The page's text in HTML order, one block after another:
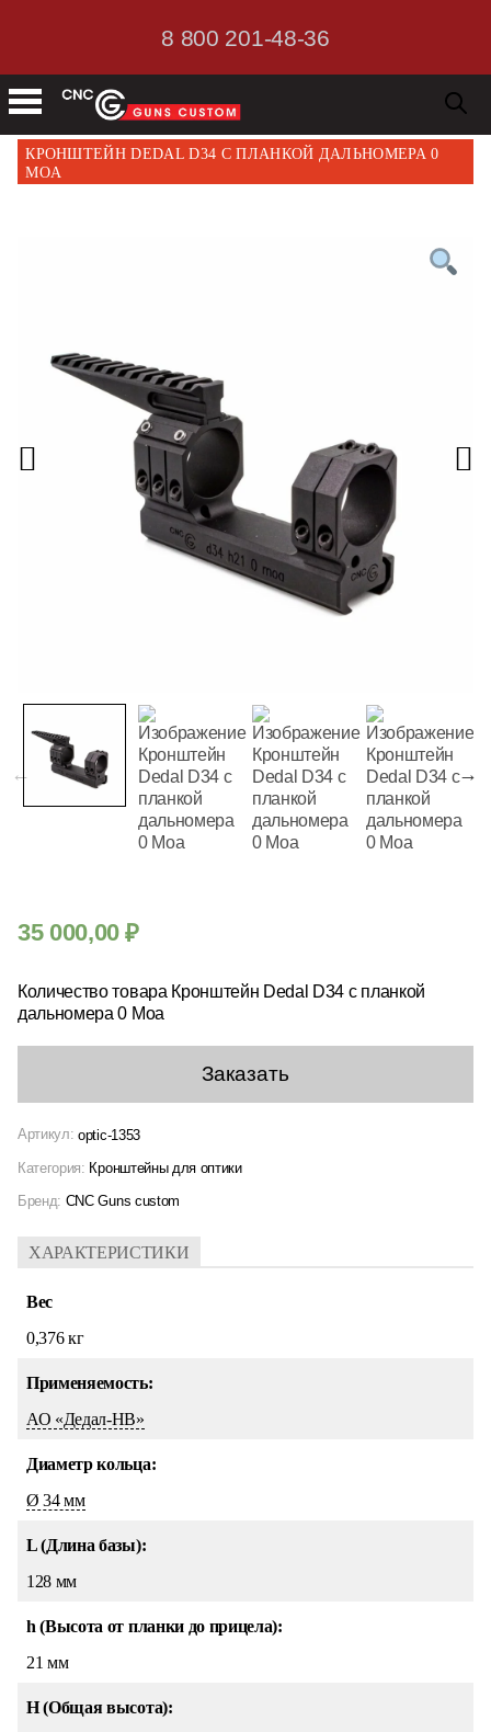
8 800 201-48-36
КРОНШТЕЙН DEDAL D34 С ПЛАНКОЙ ДАЛЬНОМЕРА 0
MOA
35 000,00 ₽
Количество товара Кронштейн Dedal D34 с планкой
дальномера 0 Moa
Заказать
Артикул:optic-1353
Категория: Кронштейны для оптики
Бренд: CNC Guns custom
ХАРАКТЕРИСТИКИ
Вес
0,376 кг
Применяемость:
АО «Дедал-НВ»
Диаметр кольца:
Ø 34 мм
L (Длина базы):
128 мм
h (Высота от планки до прицела):
21 мм
H (Общая высота):